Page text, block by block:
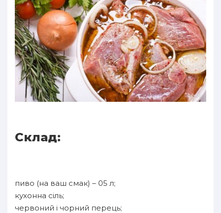
Склад:
пиво (на ваш смак) – 05 л;
кухонна сіль;
червоний і чорний перець;